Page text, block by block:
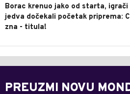
Borac krenuo jako od starta, igrači
jedva dočekali početak priprema:
zna - titula!
PREUZMI NOVU